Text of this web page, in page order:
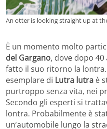
An otter is looking straight up at
È un momento molto
del Gargano, dove dopo
fatto il suo ritorno la
esemplare di Lutra lutra è
purtroppo senza vita, nei
Secondo gli esperti si
lontra. Probabilmente è
un’automobile lungo la